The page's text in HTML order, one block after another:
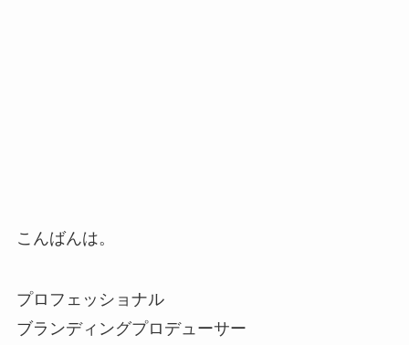
こんばんは。
プロフェッショナル
ブランディングプロデューサー